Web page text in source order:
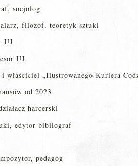
socjolog
filozof, teoretyk sztuki
UJ
UJ
i właściciel „Ilustrowanego Kuriera
od 2023
harcerski
edytor bibliograf
pedagog